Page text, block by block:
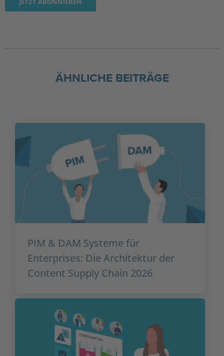
ÄHNLICHE BEITRÄGE
PIM & DAM Systeme für
Enterprises: Die Architektur der
Content Supply Chain 2026